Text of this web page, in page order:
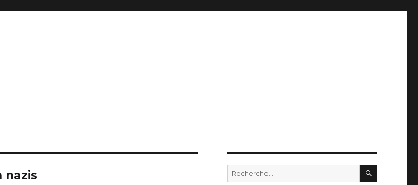
nazis
Recherche
pour